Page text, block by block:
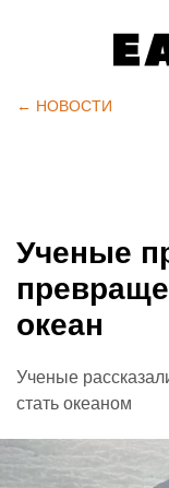
← НОВОСТИ
Ученые
океан
Ученые
стать океаном